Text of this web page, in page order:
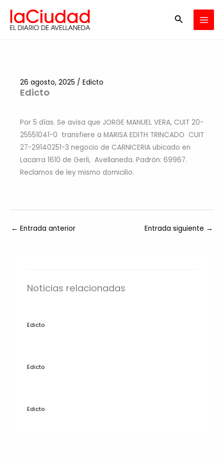
contenido
Buscar
Edicto
26 agosto, 2025 / Edicto
Por 5 días. Se avisa que JORGE MANUEL VERA, CUIT 20-
25551041-0 transfiere a MARISA EDITH TRINCADO CUIT
27-29140251-3 negocio de CARNICERIA ubicado en
Lacarra 1610 de Gerli, Avellaneda. Padrón: 69967.
Reclamos de ley mismo domicilio.
← Entrada anterior Entrada siguiente →
Noticias relacionadas
Edicto
Edicto
Edicto